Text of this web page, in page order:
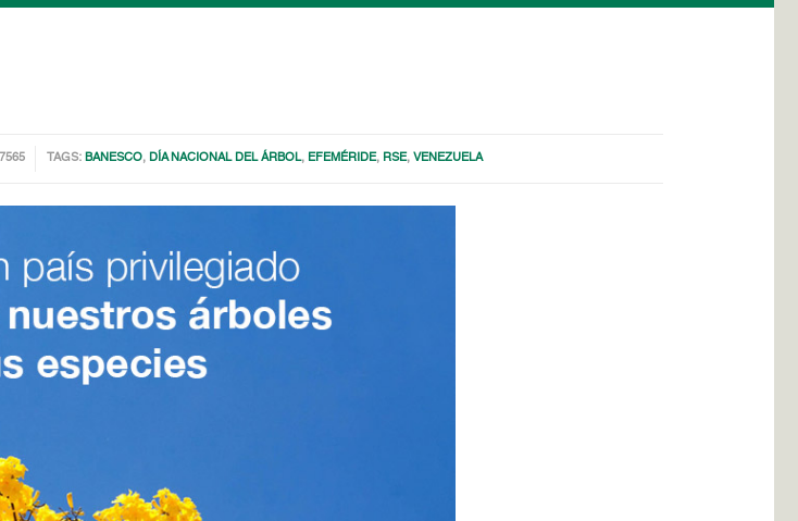
TAGS: BANESCO, DÍA NACIONAL DEL ÁRBOL, EFEMÉRIDE, RSE,VENEZUELA